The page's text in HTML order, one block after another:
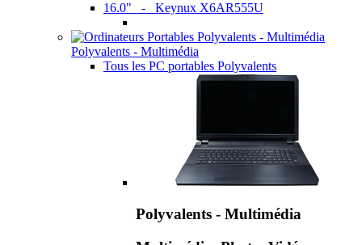
16.0" - Keynux X6AR555U
Polyvalents - Multimédia
Tous les PC portables Polyvalents
Polyvalents - Multimédia